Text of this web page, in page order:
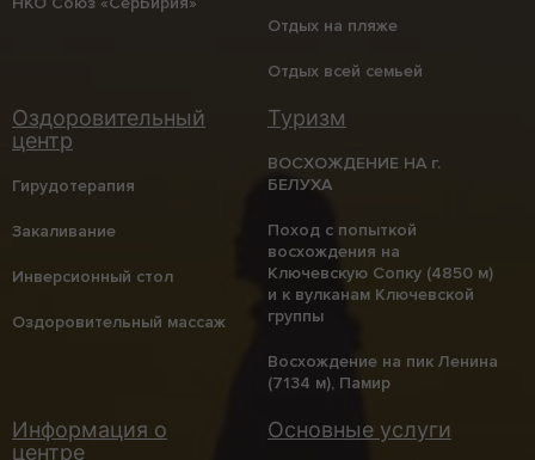
Отдых на пляже
Отдых всей семьей
Гирудотерапия
Закаливание
Инверсионный стол
Оздоровительный массаж
ВОСХОЖДЕНИЕ НА г.
БЕЛУХА
Поход с попыткой
восхождения на
Ключевскую Сопку (4850 м)
и к вулканам Ключевской
группы
Восхождение на пик Ленина
(7134 м), Памир